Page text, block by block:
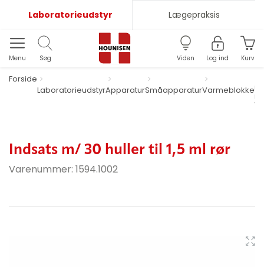
Laboratorieudstyr Lægepraksis
Menu Søg Viden Log ind Kurv
Forside
LaboratorieudstyrApparaturSmåapparaturVarmeblokke
Indsats m/ 30 huller til 1,5 ml rør
Varenummer: 1594.1002